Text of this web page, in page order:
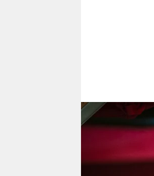
berlin
nord